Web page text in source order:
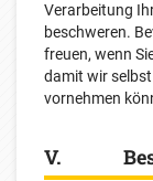
Verarbeitung
beschweren.
freuen, wenn
damit wir
vornehmen
V.